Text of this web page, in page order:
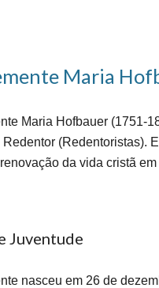
Maria
Maria Hofbauer (1751-
Redentor (Redentoristas).
da vida cristã
Juventude
nasceu em 26 de